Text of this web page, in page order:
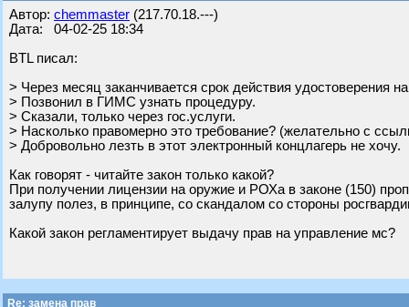
Автор: chemmaster (217.70.18.---)
Дата: 04-02-25 18:34
BTL писал:
> Через месяц заканчивается срок действия удостоверения
> Позвонил в ГИМС узнать процедуру.
> Сказали, только через гос.услуги.
> Насколько правомерно это требование? (желательно с
> Добровольно лезть в этот электронный концлагерь не хочу.
Как говорят - читайте закон только какой?
При получении лицензии на оружие и РОХа в законе (150)
залупу полез, в принципе, со скандалом со стороны
Какой закон регламентирует выдачу прав на управление мс?
Re: замена прав